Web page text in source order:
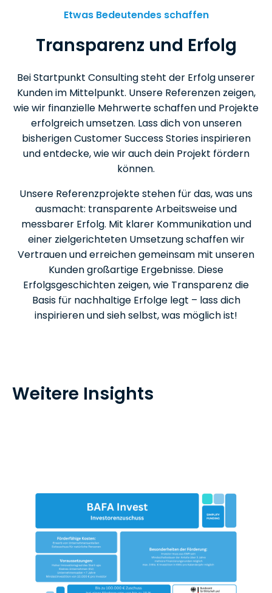
Etwas Bedeutendes schaffen
Transparenz und Erfolg
Bei Startpunkt Consulting steht der Erfolg unserer
Kunden im Mittelpunkt. Unsere Referenzen zeigen,
wie wir finanzielle Mehrwerte schaffen und Projekte
erfolgreich umsetzen. Lass dich von unseren
bisherigen Customer Success Stories inspirieren
und entdecke, wie wir auch dein Projekt fördern
können.
Unsere Referenzprojekte stehen für das, was uns
ausmacht: transparente Arbeitsweise und
messbarer Erfolg. Mit klarer Kommunikation und
einer zielgerichteten Umsetzung schaffen wir
Vertrauen und erreichen gemeinsam mit unseren
Kunden großartige Ergebnisse. Diese
Erfolgsgeschichten zeigen, wie Transparenz die
Basis für nachhaltige Erfolge legt – lass dich
inspirieren und sieh selbst, was möglich ist!
Weitere Insights